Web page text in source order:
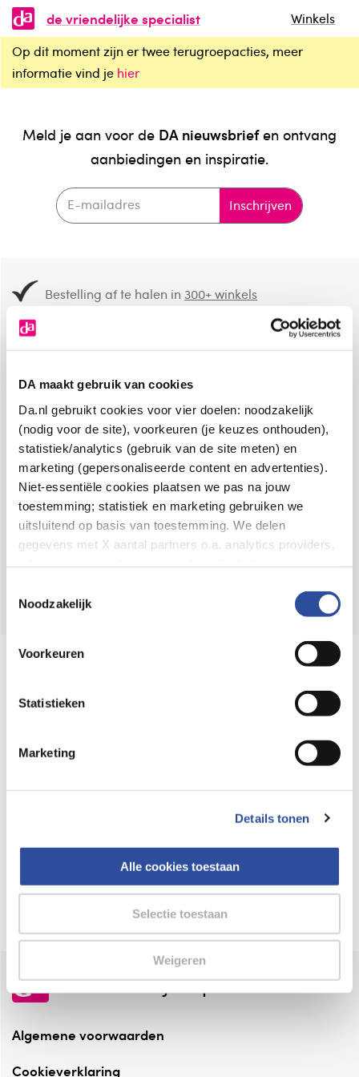
DA maakt gebruik van cookies
Da.nl gebruikt cookies voor vier doelen: noodzakelijk
(nodig voor de site), voorkeuren (je keuzes onthouden),
statistiek/analytics (gebruik van de site meten) en
marketing (gepersonaliseerde content en advertenties).
Niet-essentiële cookies plaatsen we pas na jouw
toestemming; statistiek en marketing gebruiken we
uitsluitend op basis van toestemming. We delen
gegevens met X aantal partners o.a. analytics providers,
en de bewaartermijnen per categorie. Je kunt je keuze op
gegevensverwerking staat in de
Privacyverklaring
Noodzakelijk
Voorkeuren
Statistieken
Marketing
Details tonen
Alle cookies toestaan
Selectie toestaan
Weigeren
de vriendelijke specialist
Winkels
Op dit moment zijn er twee terugroepacties, meer
informatie vind je hier
Meld je aan voor de DA nieuwsbriefen ontvang
aanbiedingen en inspiratie.
Inschrijven
Bestelling af te halen in300+ winkels
8.6 uit4.106 reviews
Over DA
Klantenservice
Assortiment
VolgDAop:
Online aanbieder medicijnen
webshop mag verkopen.
⁠Verantwoorde zorg, ⁠ook online.
Altijd onze folder bij de hand
Check onze folders ⁠bij AlleFolders.
de vriendelijke specialist
Algemene voorwaarden
Cookieverklaring